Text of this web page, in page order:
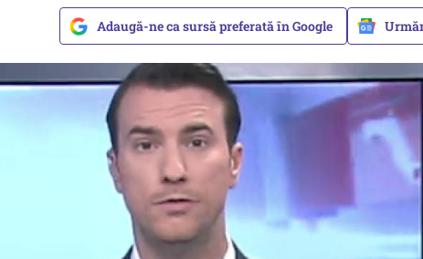
Adaugă-ne ca sursă preferată în Google